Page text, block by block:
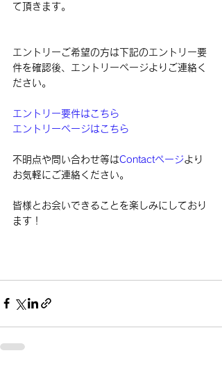
て頂きます。
エントリーご希望の方は下記のエントリー要
件を確認後、エントリーページよりご連絡く
ださい。
エントリー要件はこちら
エントリーページはこちら
不明点や問い合わせ等はContactページより
お気軽にご連絡ください。
皆様とお会いできることを楽しみにしており
ます！